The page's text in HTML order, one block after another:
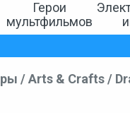
Герои
мультфильмов
/Arts & Crafts/